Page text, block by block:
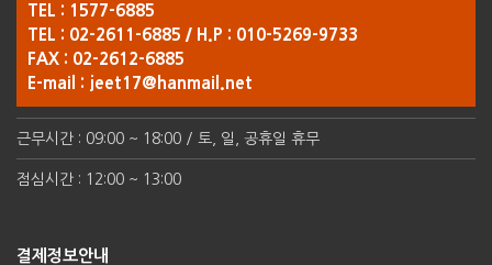
TEL : 1577-6885
TEL : 02-2611-6885 / H.P : 010-5269-9733
FAX : 02-2612-6885
E-mail : jeet17@hanmail.net
근무시간 : 09:00 ~ 18:00 / 토, 일, 공휴일 휴무
점심시간 : 12:00 ~ 13:00
결제정보안내